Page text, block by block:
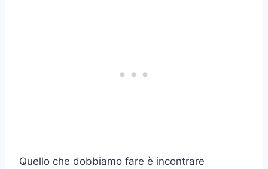
Quello che dobbiamo fare è incontrare